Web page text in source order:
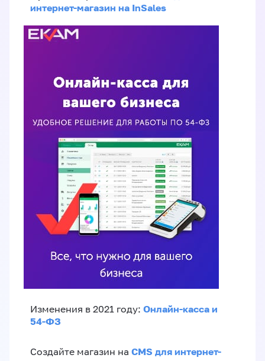
интернет-магазин на InSales
Изменения в 2021 году: Онлайн-касса и
54-ФЗ
Создайте магазин на CMS для интернет-